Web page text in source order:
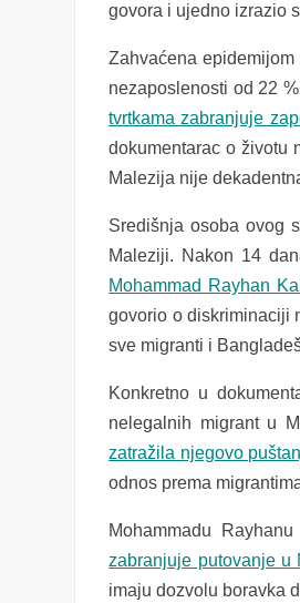
govora i ujedno izrazio
Zahvaćena
nezaposlenosti od 22
tvrtkama zabranjuje
dokumentarac o životu
Malezija nije
Središnja osoba ovog
Maleziji. Nakon 14
Mohammad Rayhan
govorio o diskriminaciji
sve migranti i
Konkretno u
nelegalnih migrant u
zatražila njegovo
odnos prema
Mohammadu
zabranjuje putovanje u
imaju dozvolu boravka